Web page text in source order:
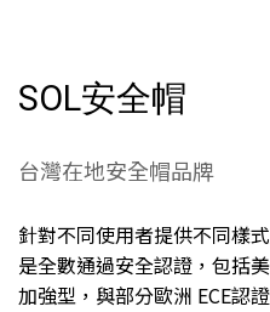
SOL安全帽
台灣在地安全帽品牌
針對不同使用者提供不同樣
是全數通過安全認證，包括
加強型，與部分歐洲 ECE認證